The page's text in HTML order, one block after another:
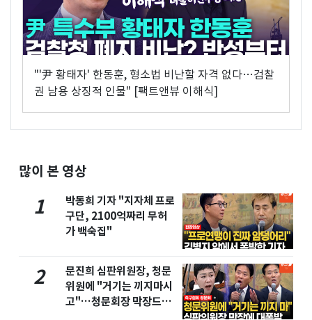
"'尹 황태자' 한동훈, 형소법 비난할 자격 없다…검찰
권 남용 상징적 인물" [팩트앤뷰 이해식]
많이 본 영상
1
박동희 기자 "지자체 프로
구단, 2100억짜리 무허
가 백숙집"
2
문진희 심판위원장, 청문
위원에 "거기는 끼지마시
고"…청문회장 막장드라